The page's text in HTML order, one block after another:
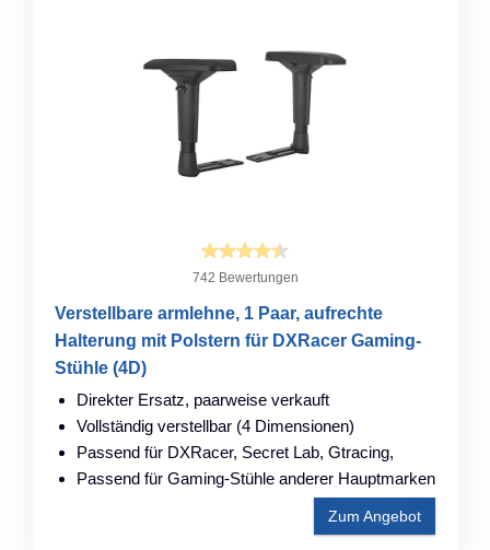
742 Bewertungen
Verstellbare armlehne, 1 Paar, aufrechte
Halterung mit Polstern für DXRacer Gaming-
Stühle (4D)
Direkter Ersatz, paarweise verkauft
Vollständig verstellbar (4 Dimensionen)
Passend für DXRacer, Secret Lab, Gtracing,
Passend für Gaming-Stühle anderer Hauptmarken
Zum Angebot